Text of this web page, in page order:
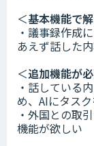
＜基本機能で
・議事録作成
あえず話した
＜追加機能が
・話している
め、AIにタス
・外国との取
機能が欲しい